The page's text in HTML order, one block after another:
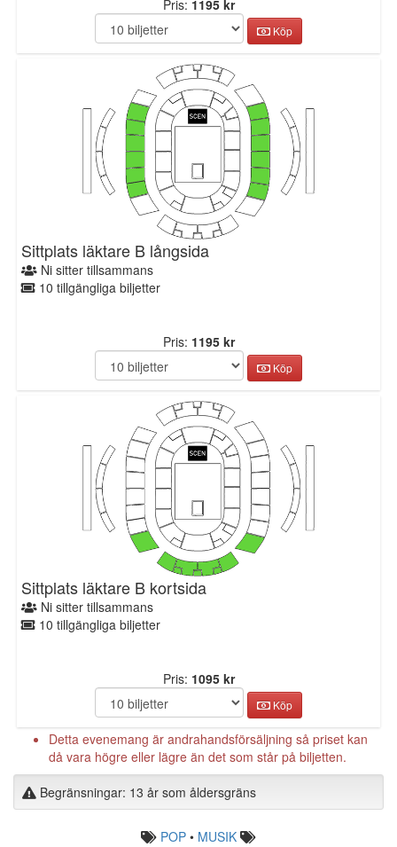
Pris: 1195 kr
Köp
Sittplats läktare B långsida
Ni sitter tillsammans
10 tillgängliga biljetter
Pris: 1195 kr
Köp
Sittplats läktare B kortsida
Ni sitter tillsammans
10 tillgängliga biljetter
Pris: 1095 kr
Köp
Detta evenemang är andrahandsförsäljning så priset kan
då vara högre eller lägre än det som står på biljetten.
Begränsningar: 13 år som åldersgräns
POP • MUSIK